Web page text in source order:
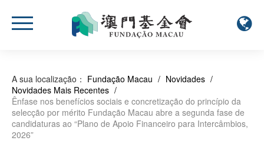
A sua localização： Fundação Macau / Novidades /
Novidades Mais Recentes /
Ênfase nos benefícios sociais e concretização do princípio da
selecção por mérito Fundação Macau abre a segunda fase de
candidaturas ao “Plano de Apoio Financeiro para Intercâmbios,
2026”